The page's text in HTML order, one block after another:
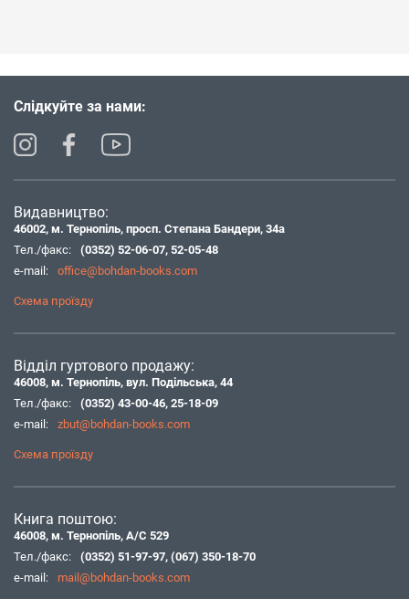
Слідкуйте за нами:
Видавництво:
46002, м. Тернопіль, просп. Степана Бандери, 34а
Тел./факс:
(0352) 52-06-07, 52-05-48
e-mail:
office@bohdan-books.com
Схема проїзду
Відділ гуртового продажу:
46008, м. Тернопіль, вул. Подільська, 44
Тел./факс:
(0352) 43-00-46, 25-18-09
e-mail:
zbut@bohdan-books.com
Схема проїзду
Книга поштою:
46008, м. Тернопіль, А/С 529
Тел./факс:
(0352) 51-97-97, (067) 350-18-70
e-mail:
mail@bohdan-books.com